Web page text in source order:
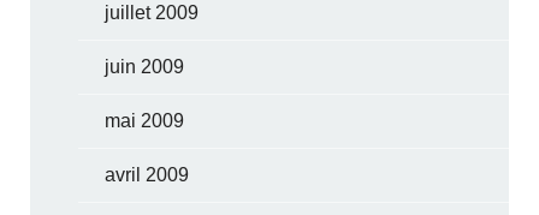
juillet 2009
juin 2009
mai 2009
avril 2009